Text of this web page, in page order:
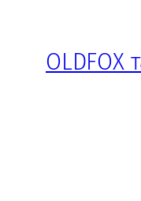
содержимому
OLDFOX